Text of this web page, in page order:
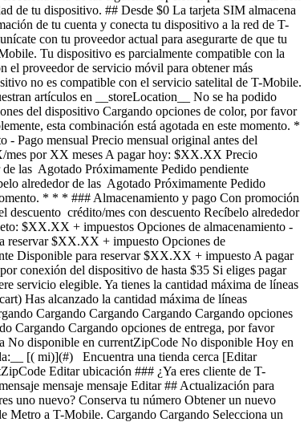
de tu dispositivo. ## Desde $0 La tarjeta SIM almacena
de tu cuenta y conecta tu dispositivo a la red de T-
con tu proveedor actual para asegurarte de que tu
Tu dispositivo es parcialmente compatible con la
el proveedor de servicio móvil para obtener más
no es compatible con el servicio satelital de T-Mobile.
artículos en __storeLocation__ No se ha podido
del dispositivo Cargando opciones de color, por favor
esta combinación está agotada en este momento. *
Pago mensual Precio mensual original antes del
mes por XX meses A pagar hoy: $XX.XX Precio
las Agotado Próximamente Pedido pendiente
alrededor de las Agotado Próximamente Pedido
* * * ### Almacenamiento y pago Con promoción
descuento crédito/mes con descuento Recíbelo alrededor
$XX.XX + impuestos Opciones de almacenamiento -
reservar $XX.XX + impuesto Opciones de
Disponible para reservar $XX.XX + impuesto A pagar
conexión del dispositivo de hasta $35 Si eliges pagar
servicio elegible. Ya tienes la cantidad máxima de líneas
Has alcanzado la cantidad máxima de líneas
Cargando Cargando Cargando Cargando opciones
Cargando Cargando opciones de entrega, por favor
No disponible en currentZipCode No disponible Hoy en
[( mi)](#) Encuentra una tienda cerca [Editar
Editar ubicación ### ¿Ya eres cliente de T-
mensaje mensaje Editar ## Actualización para
uno nuevo? Conserva tu número Obtener un nuevo
Metro a T-Mobile. Cargando Cargando Selecciona un número de teléfono , elementos seleccionados Selecciona un número de teléfono Este número seguirá activo en Metro hasta que configures tu nuevo dispositivo. Ya eres cliente de T-Mobile, el número no puede ser transferido a T-Mobile. Te proporcionaremos un nuevo número telefónico una vez completada la compra. Ya ingresaste este número para otra línea. Número de teléfono Lo sentimos, este número de FIRST COMM LLC OH n se puede transferir a T-Mobile. Te proporcionaremos un nuevo número telefónico una vez completada la compra. Verificar número Verificando el número de teléfono Obtener un nuevo número ## Conserva tu número de teléfono __pillTemplate Transfiriendo: phoneNumberTemplate__ Este número permanecerá activo en tu dispositivo actual. Cuando recibas tu dispositivo nuevo, llámanos para transferir el número a T-Mobile. Este número permanecerá activo en tu dispositivo actual. Tu experto de servicio móvil te ayudará a transferir tu número a T-Mobile. ### Número de teléfono __pillTemplate__ __Este número es elegible: phoneNumberTemplate__ Este número permanecerá activo en tu proveedor actual hasta que configures tu nuevo dispositivo. ### Obtener un número nuevo Editar ### Dispositivo de intercambio elegible Tu dispositivo de intercambio marketingName firstName phoneNumber __Estado del dispositivo__ selectedDeviceCondition Crédito único por intercambio estimado: $oneTimeCredit En deviceCondition estado ## Saldo pendiente del intercambio: $__installmentBalance__ Esta cantidad se debe pagar antes de completar tu pedido. La cantidad restante se agregará a tu carrito. ### Intercambiar dispositivo Intercambia tu dispositivo y ahorra, según su estado y modelo. ¿Tienes un dispositivo dañado? Es posible que seas elegible para una promoción. Obtén un estimado de intercambio Omitir intercambio ### Omitir intercambio Al no entregar tu dispositivo usado, tu pago mensual por el dispositivo ahora es price Agrega un intercambio y llévate este dispositivo por solo discountPrice # ¿Deseas realizar un intercambio? currentDevice firstName msisdn Obtén un estimado de intercambio Omitir intercambio Editar ## Dispositivo de intercambio elegible Tu dispositivo de intercambio marketingName firstName phoneNumber __Estado del dispositivo__ selectedDeviceCondition Crédito único por intercambio estimado: $oneTimeCredit __Crédito único por intercambio estimado: $oneTimeCredit__ En deviceCondition estado ## Saldo pendiente del intercambio: $__installmentBalance__ Esta cantidad se debe pagar antes de completar tu pedido. La cantidad restante se agregará a tu carrito. ## Se omitió el intercambio ## Elige un dispositivo de intercambio Elige un dispositivo de intercambio Omitir intercambio Editar Confirma tu dispositivo de intercambio Tu dispositivo de intercambio marketingName firstName phoneNumber Para continuar, necesitamos más información para verificar tu intercambio. Llama al 1-800-T-MOBILE o marca 611 en tu teléfono T-Mobile. Verificar condiciones de intercambio Omitir intercambio Editar ### Promoción __Aplicado__ promoName __Ahorros promocionales recurrentes: totalPromotionalValue__ Crédito de recurringCreditAmount más de paymentTerms meses Si se cancela antes de los paymentTerms créditos, los créditos se suspenderán y es posible que deba pagarse el saldo del acuerdo de financiamiento requerido; Contáctanos. Solo para clientes elegibles, más impuestos. Ver detalles de la promoción [](https://es.t-mobile.com) __Protección para teléfono__ Agrega protección sin preocupaciones a tu nuevo teléfono. Mostrar protección del dispositivo para stateName Al 75 % de las personas se les ha roto, perdido o les han robado el teléfono. Assurant, 2026 cargando plan cargando plan Recomendados Los más populares ## Protección básica para dispositivos Es posible que se apliquen impuestos al costo mensual. Se renueva cada mes hasta su cancelación. Se puede cancelar en cualquier momento en la app T-Life. Solo lo indispensable. Nuestro __plan básico__ incluye: - ![](https://es.t-mobile.com/content/dam/digx/tmobile/us/en/device-protection/security.svg)Reemplazo por pérdida, robo o daño accidental - ![](https://es.t-mobile.com/content/dam/digx/tmobile/us/en/device-protection/mobile.svg)Reparaciones de pantallas rotas - ![](https://es.t-mobile.com/content/dam/digx/tmobile/us/en/device-protection/wrench-filled.svg)Cobertura en caso de falla mecánica y eléctrica Ve más beneficios Recomendados Los más populares ## Protección básica para dispositivos Es posible que se apliquen impuestos al costo mensual. Se renueva cada mes hasta su cancelación. Se puede cancelar en cualquier momento en la app T-Life. Solo lo indispensable. Nuestro __plan básico__ incluye: - ![](https://es.t-mobile.com/content/dam/digx/tmobile/us/en/device-protection/security.svg)Reemplazo por pérdida, robo o daño accidental - ![](https://es.t-mobile.com/content/dam/digx/tmobile/us/en/device-protection/mobile.svg)Reparaciones de pantallas rotas - ![](https://es.t-mobile.com/content/dam/digx/tmobile/us/en/device-protection/wrench-filled.svg)Cobertura en caso de falla mecánica y eléctrica Ve más beneficios ## Protección básica para dispositivos por Solo lo indispensable. Nuestro __plan básico__ incluye: - ![](https://es.t-mobile.com/content/dam/digx/tmobile/us/en/device-protection/security.svg)Reemplazo por pérdida, robo o daño accidental - ![](https://es.t-mobile.com/content/dam/digx/tmobile/us/en/device-protection/mobile.svg)Reparaciones de pantallas rotas - ![](https://es.t-mobile.com/content/dam/digx/tmobile/us/en/device-protection/wrench-filled.svg)Cobertura en caso de falla mecánica y eléctrica Ve más beneficios Es posible que se apliquen impuestos al costo mensual. Se renueva cada mes hasta su cancelación. Se puede cancelar en cualquier momento en la app T-Life. Recomendados Los más populares ## Protection 360™ Es posible que se apliquen impuestos al costo mensual. Se renueva cada mes hasta su cancelación. Se puede cancelar en cualquier momento en la app T-Life. Nuestro __plan más completo__ incluye: - Reparaciones de pantalla por $0 - Reclamaciones ilimitadas por daños accidentales - Reemplazo por pérdida y robo - Reemplazos ilimitados para protectores de pantalla - Cobertura por fallas de funcionamiento del dispositivo - McAfee® Security para T-Mobile - Servicios de AppleCare (solo dispositivos elegibles - ver aún más beneficios) Ve más beneficios Recomendados Los más populares ## Protection 360™ Es posible que se apliquen impuestos al costo mensual. Se renueva cada mes hasta su cancelación. Se puede cancelar en cualquier momento en la app T-Life. Nuestro __plan más completo__ incluye: - Reparaciones de pantalla por $0 - Reclamaciones ilimitadas por daños accidentales - Reemplazo por pérdida y robo - Reemplazos ilimitados para protectores de pantalla - Cobertura por fallas de funcionamiento del dispositivo - McAfee® Security para T-Mobile - Servicios de AppleCare (solo dispositivos elegibles - ver aún más beneficios) Ve más beneficios ## Protection 360™ por Nuestro __plan más completo__ incluye: - Reparaciones de pantalla por $0 - Reclamaciones ilimitadas por daños accidentales - Reemplazo por pérdida y robo - Reemplazos ilimitados para protectores de pantalla - Cobertura por fallas de funcionamiento del dispositivo - McAfee® Security para T-Mobile - Servicios de AppleCare (solo dispositivos elegibles - ver aún más beneficios) Ve más beneficios Es posible que se apliquen impuestos al costo mensual. Se renueva cada mes hasta su cancelación. Se puede cancelar en cualquier momento en la app T-Life. Recomendados Los más populares ## Protección de dispositivo con seguro ​​​​​​​A partir del 1 de abril, algunos planes tendrán cargos más bajos y un cambio de precio de $1. Más información en [mytmoclaim.com/update](http://mytmoclaim.com/update "http://mytmoclaim.com/update"). Es posible que se apliquen impuestos al costo mensual. Se renueva cada mes hasta su cancelación. Se puede cancelar en cualquier momento en la app T-Life. Solo lo indispensable. Nuestro __plan básico__ incluye: - ![](https://es.t-mobile.com/content/dam/digx/tmobile/us/en/device-protection/security.svg)Reemplazo por pérdida y robo - ![](https://es.t-mobile.com/content/dam/digx/tmobile/us/en/device-protection/icon-refresh-filled.svg)Reclamaciones ilimitadas por daños accidentales - ![](https://es.t-mobile.com/content/dam/digx/tmobile/us/en/device-protection/mobile-check.svg)$0 en reparaciones por pantallas frontales rotas Ve más beneficios Recomendados Los más populares ## Protección de dispositivo con seguro ​​​​​​​A partir del 1 de abril, algunos planes tendrán cargos más bajos y un cambio de precio de $1. Más información en [mytmoclaim.com/update](http://mytmoclaim.com/update "http://mytmoclaim.com/update"). Es posible que se apliquen impuestos al costo mensual. Se renueva cada mes hasta su cancelación. Se puede cancelar en cualquier momento en la app T-Life. Solo lo indispensable. Nuestro __plan básico__ incluye: - ![](https://es.t-mobile.com/content/dam/digx/tmobile/us/en/device-protection/security.svg)Reemplazo por pérdida y robo - ![](https://es.t-mobile.com/content/dam/digx/tmobile/us/en/device-protection/icon-refresh-filled.svg)Reclamaciones ilimitadas por daños accidentales - ![](https://es.t-mobile.com/content/dam/digx/tmobile/us/en/device-protection/mobile-check.svg)$0 en reparaciones por pantallas frontales rotas Ve más beneficios ## Protección de dispositivo con seguro por Solo lo indispensable. Nuestro __plan básico__ incluye: - ![](https://es.t-mobile.com/content/dam/digx/tmobile/us/en/device-protection/security.svg)Reemplazo por pérdida y robo - ![](https://es.t-mobile.com/content/dam/digx/tmobile/us/en/device-protection/icon-refresh-filled.svg)Reclamaciones ilimitadas por daños accidentales - ![](https://es.t-mobile.com/content/dam/digx/tmobile/us/en/device-protec